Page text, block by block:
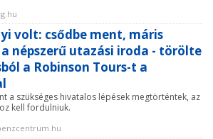
volt: csődbe ment, máris
népszerű utazási iroda - törölte
a Robinson Tours-t a
a szükséges hivatalos lépések megtörténtek, az
kell fordulniuk.